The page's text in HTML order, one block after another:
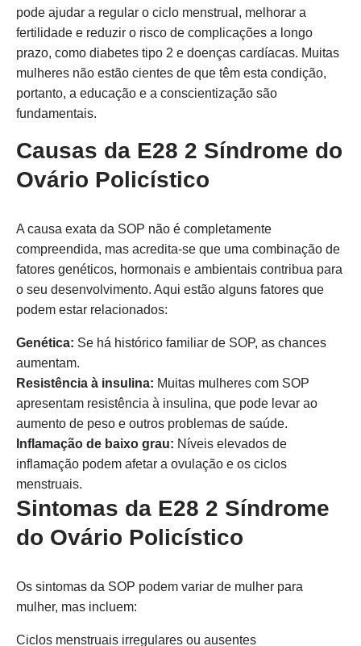
pode ajudar a regular o ciclo menstrual, melhorar a
fertilidade e reduzir o risco de complicações a longo
prazo, como diabetes tipo 2 e doenças cardíacas. Muitas
mulheres não estão cientes de que têm esta condição,
portanto, a educação e a conscientização são
fundamentais.
Causas da E28 2 Síndrome do
Ovário Policístico
A causa exata da SOP não é completamente
compreendida, mas acredita-se que uma combinação de
fatores genéticos, hormonais e ambientais contribua para
o seu desenvolvimento. Aqui estão alguns fatores que
podem estar relacionados:
Genética: Se há histórico familiar de SOP, as chances
aumentam.
Resistência à insulina: Muitas mulheres com SOP
apresentam resistência à insulina, que pode levar ao
aumento de peso e outros problemas de saúde.
Inflamação de baixo grau: Níveis elevados de
inflamação podem afetar a ovulação e os ciclos
menstruais.
Sintomas da E28 2 Síndrome
do Ovário Policístico
Os sintomas da SOP podem variar de mulher para
mulher, mas incluem:
Ciclos menstruais irregulares ou ausentes